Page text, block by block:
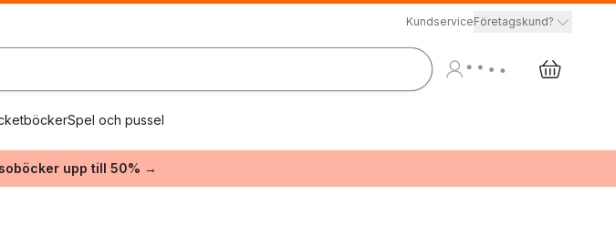
KundserviceFöretagskund?
Spel och pussel
upp till 50% →